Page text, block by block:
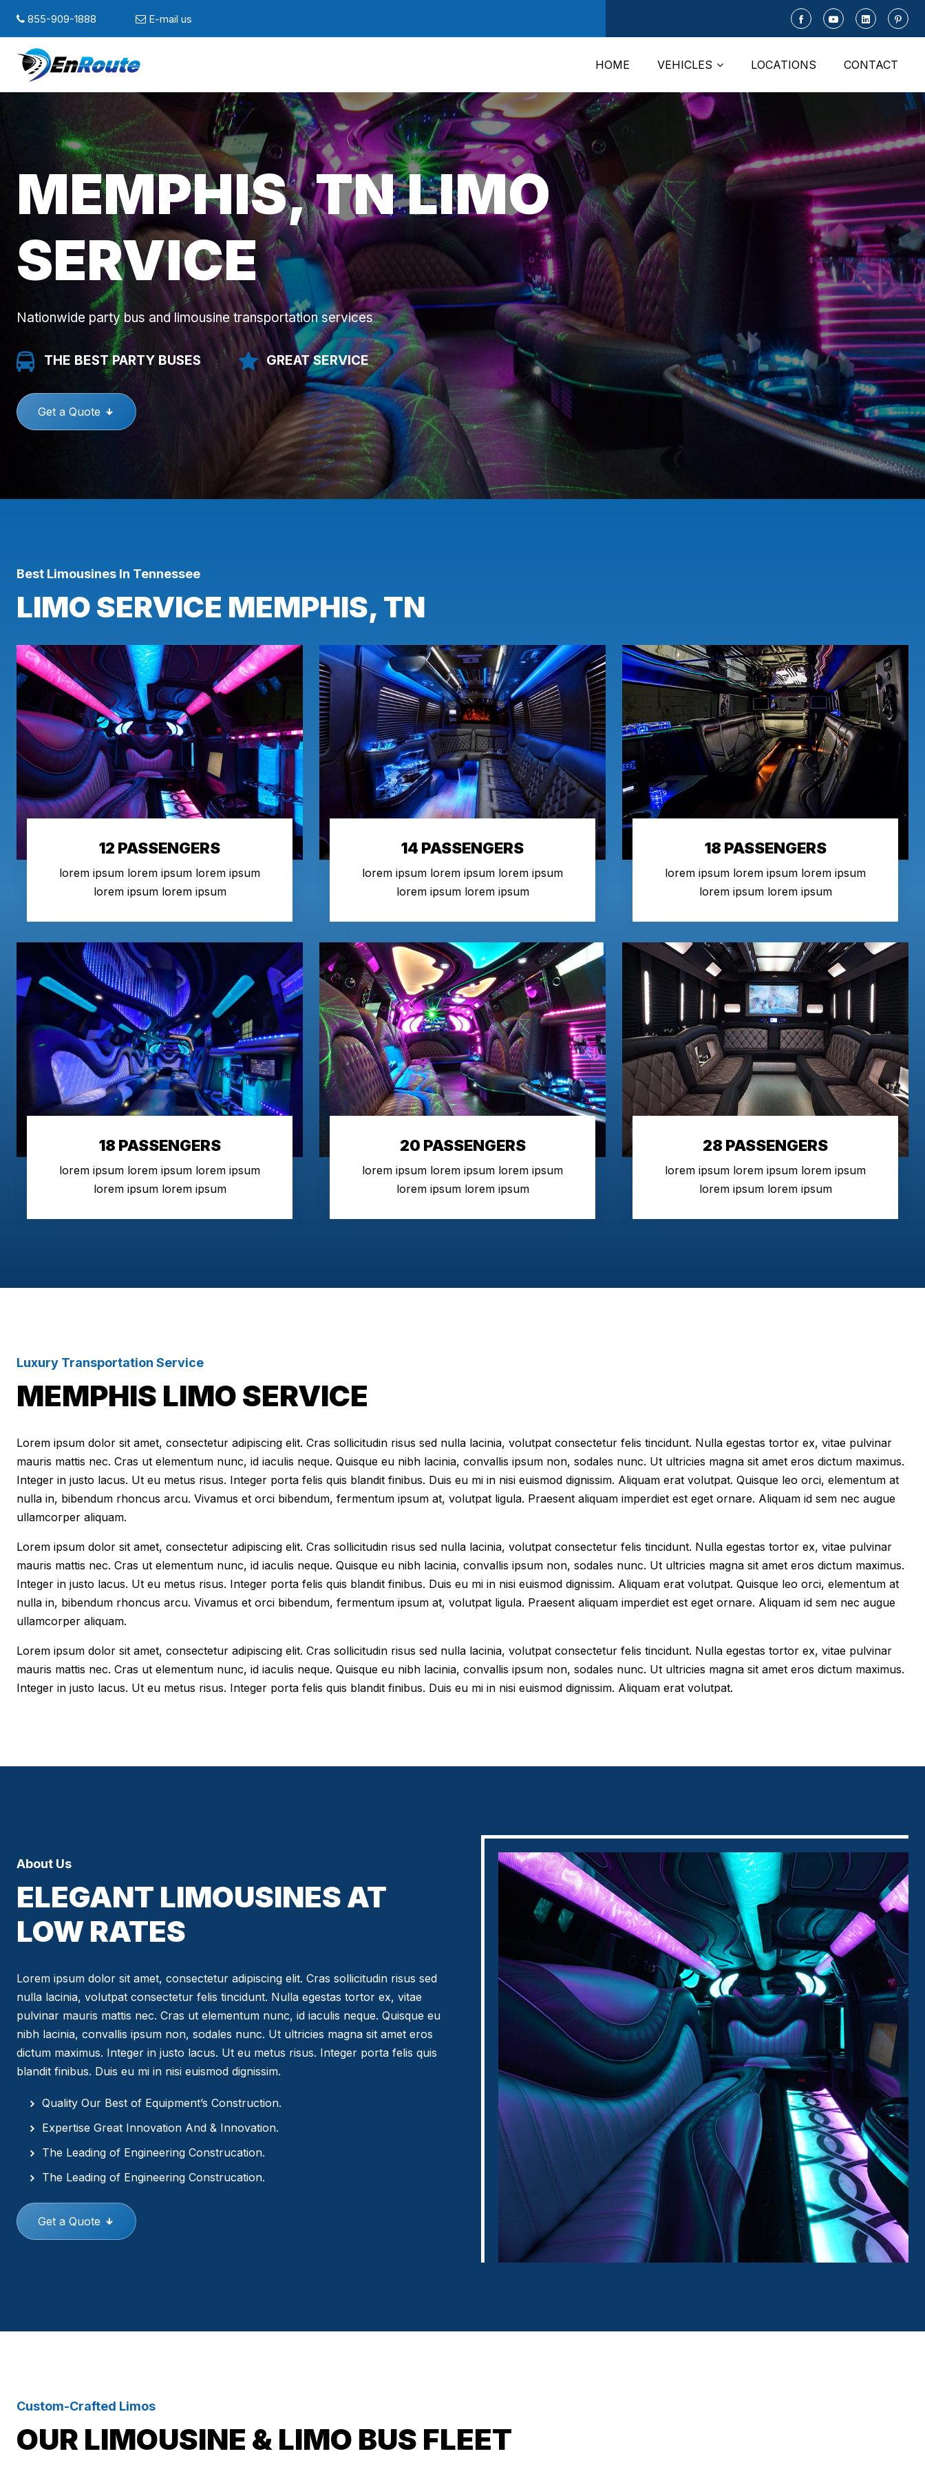
855-909-1888 E-mail us
HOME VEHICLES LOCATIONS CONTACT
MEMPHIS, TN LIMO
SERVICE
Nationwide party bus and limousine transportation services
THE BEST PARTY BUSES GREAT SERVICE
Get a Quote
Best Limousines In Tennessee
LIMO SERVICE MEMPHIS, TN
12 PASSENGERS
lorem ipsum lorem ipsum lorem ipsum
lorem ipsum lorem ipsum
14 PASSENGERS
lorem ipsum lorem ipsum lorem ipsum
lorem ipsum lorem ipsum
18 PASSENGERS
lorem ipsum lorem ipsum lorem ipsum
lorem ipsum lorem ipsum
18 PASSENGERS
lorem ipsum lorem ipsum lorem ipsum
lorem ipsum lorem ipsum
20 PASSENGERS
lorem ipsum lorem ipsum lorem ipsum
lorem ipsum lorem ipsum
28 PASSENGERS
lorem ipsum lorem ipsum lorem ipsum
lorem ipsum lorem ipsum
Luxury Transportation Service
MEMPHIS LIMO SERVICE
Lorem ipsum dolor sit amet, consectetur adipiscing elit. Cras sollicitudin risus sed nulla lacinia, volutpat consectetur felis tincidunt. Nulla egestas tortor ex, vitae pulvinar
mauris mattis nec. Cras ut elementum nunc, id iaculis neque. Quisque eu nibh lacinia, convallis ipsum non, sodales nunc. Ut ultricies magna sit amet eros dictum maximus.
Integer in justo lacus. Ut eu metus risus. Integer porta felis quis blandit finibus. Duis eu mi in nisi euismod dignissim. Aliquam erat volutpat. Quisque leo orci, elementum at
nulla in, bibendum rhoncus arcu. Vivamus et orci bibendum, fermentum ipsum at, volutpat ligula. Praesent aliquam imperdiet est eget ornare. Aliquam id sem nec augue
ullamcorper aliquam.
Lorem ipsum dolor sit amet, consectetur adipiscing elit. Cras sollicitudin risus sed nulla lacinia, volutpat consectetur felis tincidunt. Nulla egestas tortor ex, vitae pulvinar
mauris mattis nec. Cras ut elementum nunc, id iaculis neque. Quisque eu nibh lacinia, convallis ipsum non, sodales nunc. Ut ultricies magna sit amet eros dictum maximus.
Integer in justo lacus. Ut eu metus risus. Integer porta felis quis blandit finibus. Duis eu mi in nisi euismod dignissim. Aliquam erat volutpat. Quisque leo orci, elementum at
nulla in, bibendum rhoncus arcu. Vivamus et orci bibendum, fermentum ipsum at, volutpat ligula. Praesent aliquam imperdiet est eget ornare. Aliquam id sem nec augue
ullamcorper aliquam.
Lorem ipsum dolor sit amet, consectetur adipiscing elit. Cras sollicitudin risus sed nulla lacinia, volutpat consectetur felis tincidunt. Nulla egestas tortor ex, vitae pulvinar
mauris mattis nec. Cras ut elementum nunc, id iaculis neque. Quisque eu nibh lacinia, convallis ipsum non, sodales nunc. Ut ultricies magna sit amet eros dictum maximus.
Integer in justo lacus. Ut eu metus risus. Integer porta felis quis blandit finibus. Duis eu mi in nisi euismod dignissim. Aliquam erat volutpat.
About Us
ELEGANT LIMOUSINES AT
LOW RATES
Lorem ipsum dolor sit amet, consectetur adipiscing elit. Cras sollicitudin risus sed
nulla lacinia, volutpat consectetur felis tincidunt. Nulla egestas tortor ex, vitae
pulvinar mauris mattis nec. Cras ut elementum nunc, id iaculis neque. Quisque eu
nibh lacinia, convallis ipsum non, sodales nunc. Ut ultricies magna sit amet eros
dictum maximus. Integer in justo lacus. Ut eu metus risus. Integer porta felis quis
blandit finibus. Duis eu mi in nisi euismod dignissim.
Quality Our Best of Equipment’s Construction.
Expertise Great Innovation And & Innovation.
The Leading of Engineering Construcation.
The Leading of Engineering Construcation.
Get a Quote
Custom-Crafted Limos
OUR LIMOUSINE & LIMO BUS FLEET